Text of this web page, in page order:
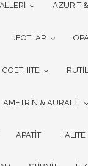
AZURIT
JEOTLAR
GOETHITE
AMETRİN & AURALİT
APATİT HALITE